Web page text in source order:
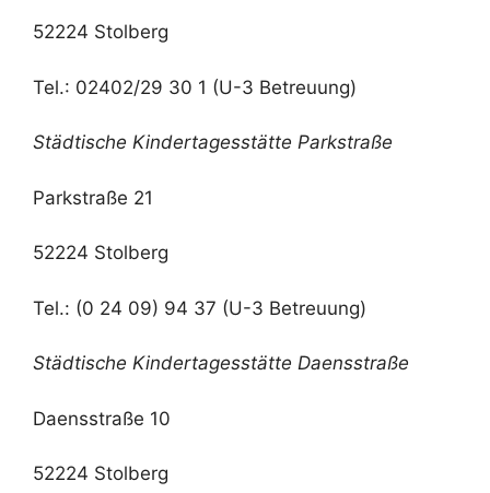
52224 Stolberg
Tel.: 02402/29 30 1 (U-3 Betreuung)
Städtische Kindertagesstätte Parkstraße
Parkstraße 21
52224 Stolberg
Tel.: (0 24 09) 94 37 (U-3 Betreuung)
Städtische Kindertagesstätte Daensstraße
Daensstraße 10
52224 Stolberg